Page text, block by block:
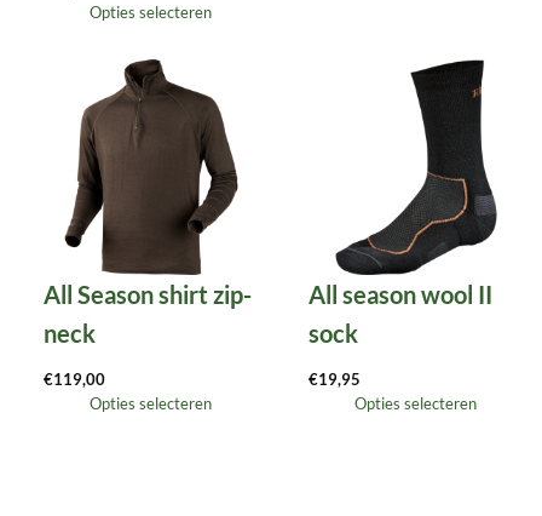
Opties selecteren
All Season shirt zip-
neck
€119,00
Opties selecteren
All season wool II
sock
€19,95
Opties selecteren